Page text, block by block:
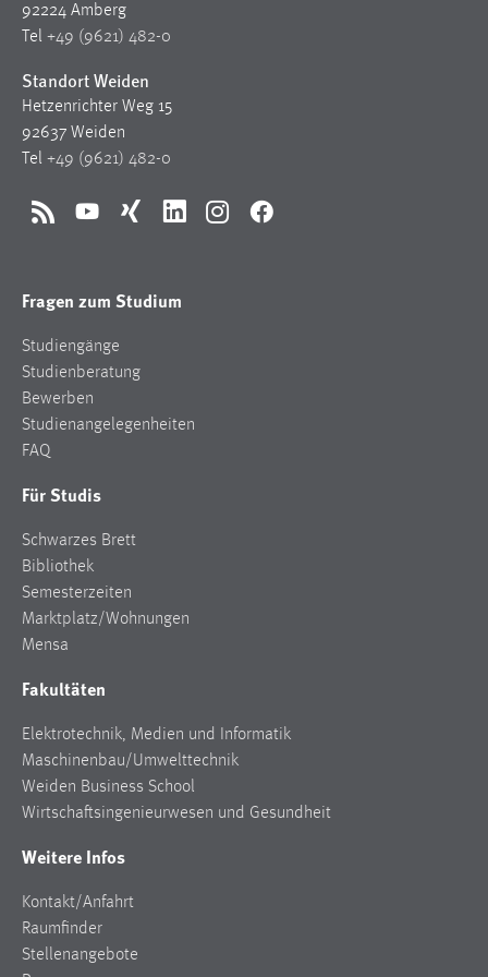
92224 Amberg
Tel +49 (9621) 482-0
Standort Weiden
Hetzenrichter Weg 15
92637 Weiden
Tel +49 (9621) 482-0
RSS YouTubeXing LinkedInInstagramFacebook
Fragen zum Studium
Studiengänge
Studienberatung
Bewerben
Studienangelegenheiten
FAQ
Für Studis
Schwarzes Brett
Bibliothek
Semesterzeiten
Marktplatz/Wohnungen
Mensa
Fakultäten
Elektrotechnik, Medien und Informatik
Maschinenbau/Umwelttechnik
Weiden Business School
Wirtschaftsingenieurwesen und Gesundheit
Weitere Infos
Kontakt/Anfahrt
Raumfinder
Stellenangebote
1 Jahr
Performance
Name:
staticfilecache
Für performante Seitenauslieferung wird in diesem Cookie
Sprachpräferenz
Name:
site-language-preference
Zweck:
Das Cookie speichert die gewählte Sprache der Website.
30 Tage
Chat
Name:
MibewSessionID, MIBEW_UserID, mibew_locale, mibew-
Zweck:
Cookie Laufzeit:
MibewSessionID, mibew-chat-frame-style-
Jahre, MIBEW_UserID = 1 Jahr
Login
Name:
fe_user, be_user, be_lastLoginProvider